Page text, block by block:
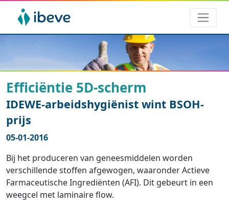
Efficiëntie 5D-scherm
IDEWE-arbeidshygiënist wint BSOH-
prijs
05-01-2016
Bij het produceren van geneesmiddelen worden
verschillende stoffen afgewogen, waaronder Actieve
Farmaceutische Ingrediënten (AFI). Dit gebeurt in een
weegcel met laminaire flow.